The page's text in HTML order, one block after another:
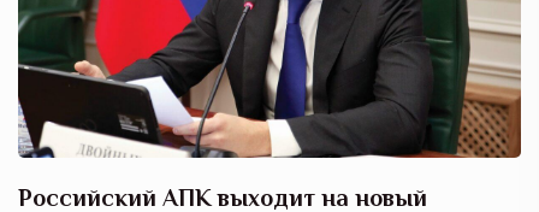
Российский АПК выходит на новый